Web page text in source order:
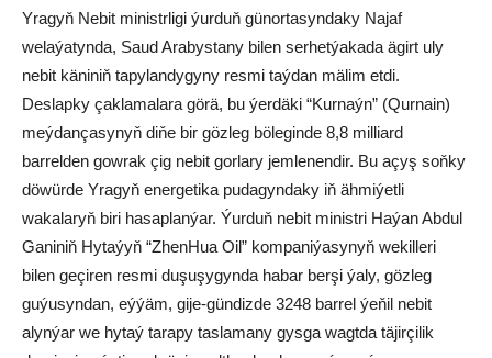
Yragyň Nebit ministrligi ýurduň günortasyndaky Najaf
welaýatynda, Saud Arabystany bilen serhetýakada ägirt uly
nebit käniniň tapylandygyny resmi taýdan mälim etdi.
Deslapky çaklamalara görä, bu ýerdäki “Kurnaýn” (Qurnain)
meýdançasynyň diňe bir gözleg böleginde 8,8 milliard
barrelden gowrak çig nebit gorlary jemlenendir. Bu açyş soňky
döwürde Yragyň energetika pudagyndaky iň ähmiýetli
wakalaryň biri hasaplanýar. Ýurduň nebit ministri Haýan Abdul
Ganiniň Hytaýyň “ZhenHua Oil” kompaniýasynyň wekilleri
bilen geçiren resmi duşuşygynda habar berşi ýaly, gözleg
guýusyndan, eýýäm, gije-gündizde 3248 barrel ýeňil nebit
alynýar we hytaý tarapy taslamany gysga wagtda täjirçilik